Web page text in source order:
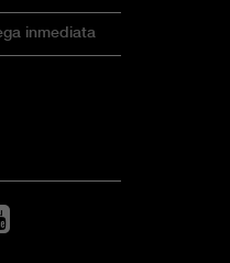
inmediata